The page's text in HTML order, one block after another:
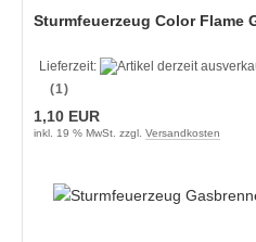
Sturmfeuerzeug Color Flame
Lieferzeit:
(1)
1,10 EUR
inkl. 19 % MwSt. zzgl. Versandkosten